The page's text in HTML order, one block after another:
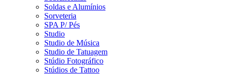
Soldas e Alumínios
Sorveteria
SPA P/ Pés
Studio
Studio de Música
Studio de Tatuagem
Stúdio Fotográfico
Stúdios de Tattoo